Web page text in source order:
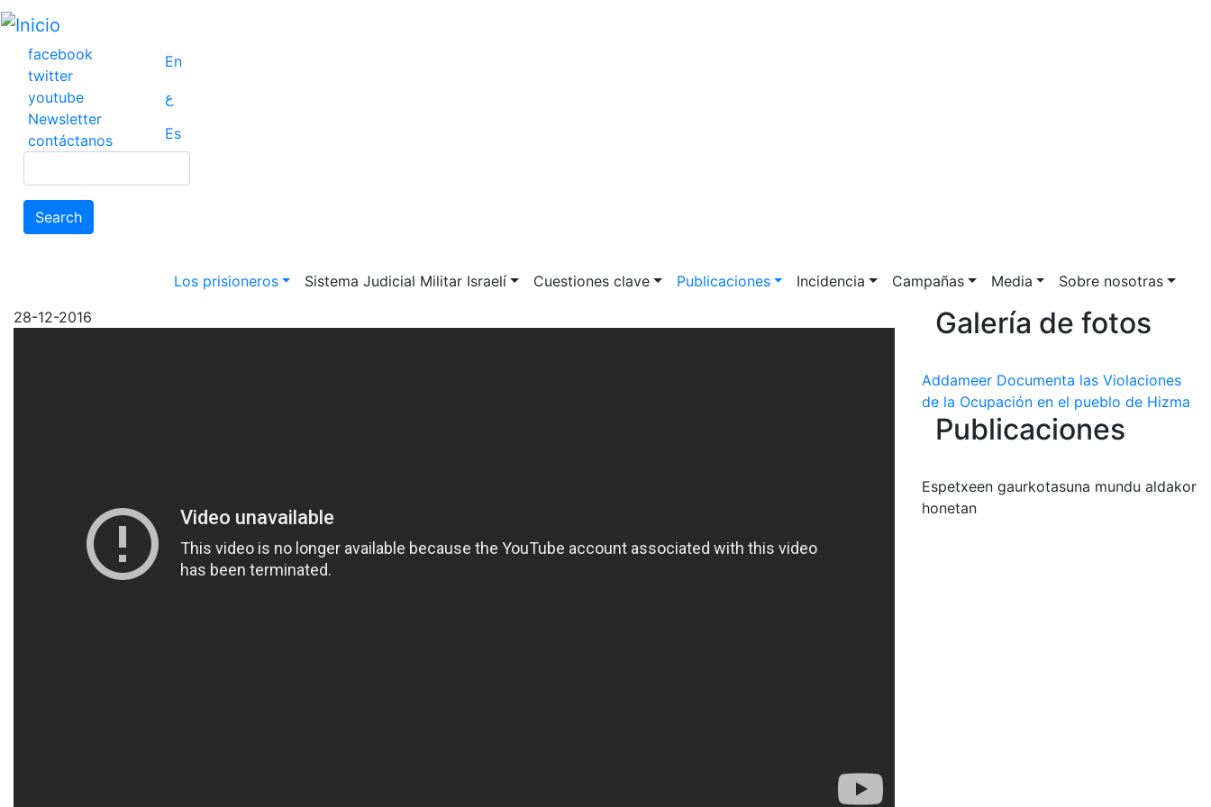
Pasar
contenido
principal
facebook
twitter
youtube
Newsletter
contáctanos
En
ع
Es
Search
Main navigation
Los prisioneros Sistema Judicial Militar Israelí Cuestiones clave Publicaciones Incidencia Campañas Media
Sobre nosotras
28-12-2016
Galería de fotos
Addameer Documenta las Violaciones
de la Ocupación en el pueblo de Hizma
Publicaciones
Espetxeen gaurkotasuna mundu aldakor
honetan